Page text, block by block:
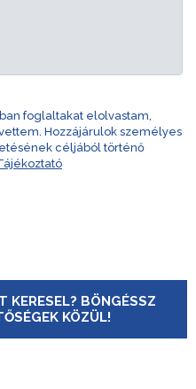
foglaltakat elolvastam,
Hozzájárulok személyes
céljából történő
KERESEL? BÖNGÉSSZ
KÖZÜL!